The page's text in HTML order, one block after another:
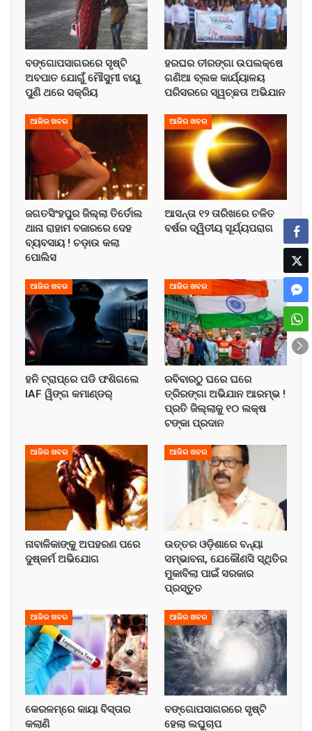
ବଙ୍ଗୋପସାଗରରେ ସୃଷ୍ଟି
ଅବପାତ ଯୋଗୁଁ ମୌସୁମୀ ବାୟୁ
ପୁଣି ଥରେ ସକ୍ରିୟ
ହରଘର ତୀରଙ୍ଗା ଉପଲକ୍ଷେ
ଗଣିଆ ବ୍ଲକ କାର୍ଯ୍ୟାଳୟ
ପରିସରରେ ସ୍ୱଚ୍ଛତା ଅଭିଯାନ
ଆଜିର ଖବର
ଜଗତସିଂହପୁର ଜିଲ୍ଲା ତିର୍ତୋଲ
ଥାନା ରାହାମ ବଜାରରେ ଦେହ
ବ୍ୟବସାୟ ! ଚଡ଼ାଉ କଲା
ପୋଲିସ
ଆଜିର ଖବର
ଆସନ୍ତା ୧୨ ତାରିଖରେ ଚଳିତ
ବର୍ଷର ଦ୍ୱିତୀୟ ସୂର୍ଯ୍ୟପରାଗ
ଆଜିର ଖବର
ହନି ଟ୍ରାପ୍‌ରେ ପଡି ଫଶିଗଲେ
IAF ୱିଙ୍ଗ କମାଣ୍ଡର୍
ଆଜିର ଖବର
ରବିବାରଠୁ ଘରେ ଘରେ
ତ୍ରିରଙ୍ଗା ଅଭିଯାନ ଆରମ୍ଭ !
ପ୍ରତି ଜିଲ୍ଲାକୁ ୧୦ ଲକ୍ଷ
ଟଙ୍କା ପ୍ରଦାନ
ଆଜିର ଖବର
ନାବାଳିକାଙ୍କୁ ଅପହରଣ ପରେ
ଦୁଷ୍କର୍ମ ଅଭିଯୋଗ
ଆଜିର ଖବର
ଉତ୍ତର ଓଡ଼ିଶାରେ ବନ୍ୟା
ସମ୍ଭାବନା, ଯେକୌଣସି ସ୍ଥିତିର
ମୁକାବିଲା ପାଇଁ ସରକାର
ପ୍ରସ୍ତୁତ
ଆଜିର ଖବର
କେରଳମ୍‌ରେ କାୟା ବିସ୍ତାର
କଲାଣି
ଆଜିର ଖବର
ବଙ୍ଗୋପସାଗରରେ ସୃଷ୍ଟି
ହେଲା ଲଘୁଚାପ